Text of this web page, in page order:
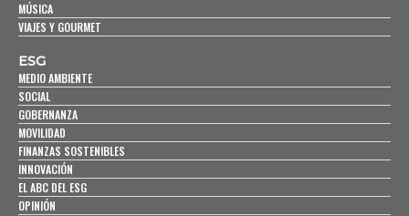
MÚSICA
VIAJES Y GOURMET
ESG
MEDIO AMBIENTE
SOCIAL
GOBERNANZA
MOVILIDAD
FINANZAS SOSTENIBLES
INNOVACIÓN
EL ABC DEL ESG
OPINIÓN